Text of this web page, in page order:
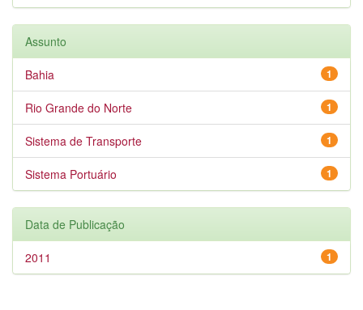
Assunto
1
Bahia
1
Rio Grande do Norte
1
Sistema de Transporte
1
Sistema Portuário
Data de Publicação
1
2011